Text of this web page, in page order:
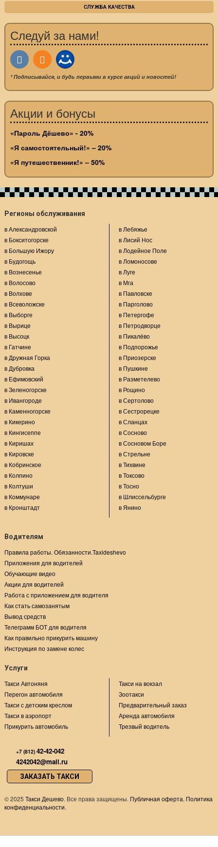
СЛУЖБА КАЧЕСТВА
Следуй за нами!
* Подписывайся, и будь первыми в курсе акций и новостей!
Акции и бонусы
«Пароль Дёшево» - 20%
«Я самостоятельный!» – 20%
«Я путешественник!» – 50%
Регионы обслуживания
в Александровской
в Бокситогорске
в Большую Ижору
в Будогощь
в Вознесенье
в Волосово
в Волхове
в Всеволожске
в Выборге
в Вырице
в Высоцк
в Гатчине
в Дружная Горка
в Дубровка
в Ефимовский
в Зеленогорске
в Ивангороде
в Каменногорске
в Кикерино
в Кингисеппе
в Киришах
в Кировске
в Кобринское
в Колпино
в Колтуши
в Коммунаре
в Кронштадт
в Лебяжье
в Лисий Нос
в Лодейное Поле
в Ломоносове
в Луге
в Мга
в Павловске
в Парголово
в Петергофе
в Петродворце
в Пикалёво
в Подпорожье
в Приозерске
в Пушкине
в Разметелево
в Рощино
в Сертолово
в Сестрорецке
в Сланцах
в Сосново
в Сосновом Боре
в Стрельне
в Тихвине
в Токсово
в Тосно
в Шлиссельбурге
в Янино
Водителям
Правила работы. Обязанности.Taxideshevo
Приложения для водителей
Обучающие видео
Акции для водителей
Работа с приложением для водителя
Как стать самозанятым
Вывод средств
Телеграмм БОТ для водителя
Как правильно прикурить машину
Инструкция по замене колес
Услуги
Такси Автоняня
Перегон автомобиля
Такси с детским креслом
Такси в аэропорт
Прикурить автомобиль
Такси на вокзал
Зоотакси
Предварительный заказ
Аренда автомобиля
Трезвый водитель
+7 (812) 42-42-042
4242042@mail.ru
ЗАКАЗАТЬ ТАКСИ
©2025 Такси Дешево. Все права защищены. Публичная оферта. Политика
конфиденциальности.